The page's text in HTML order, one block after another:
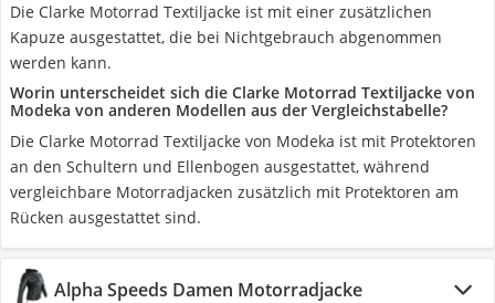
Die Clarke Motorrad Textiljacke ist mit einer zusätzlichen
Kapuze ausgestattet, die bei Nichtgebrauch abgenommen
werden kann.
Worin unterscheidet sich die Clarke Motorrad Textiljacke von
Modeka von anderen Modellen aus der Vergleichstabelle?
Die Clarke Motorrad Textiljacke von Modeka ist mit Protektoren
an den Schultern und Ellenbogen ausgestattet, während
vergleichbare Motorradjacken zusätzlich mit Protektoren am
Rücken ausgestattet sind.
Alpha Speeds Damen Motorradjacke